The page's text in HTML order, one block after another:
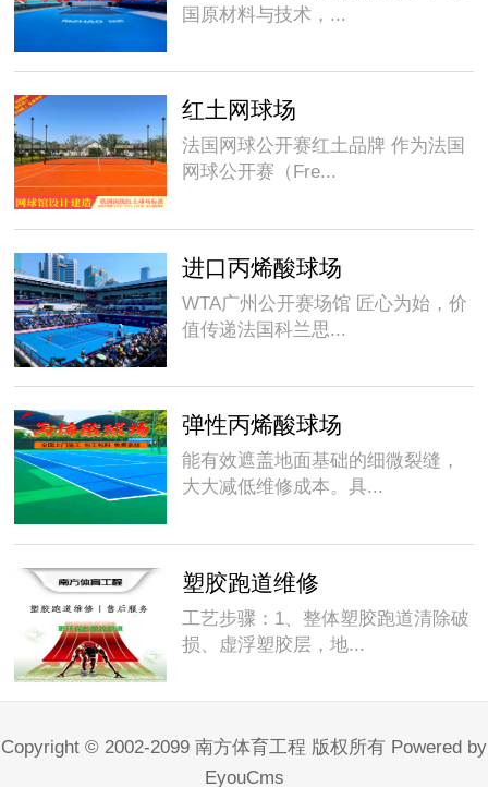
国原材料与技术，...
红土网球场
法国网球公开赛红土品牌 作为法国
网球公开赛（Fre...
进口丙烯酸球场
WTA广州公开赛场馆 匠心为始，价
值传递法国科兰思...
弹性丙烯酸球场
能有效遮盖地面基础的细微裂缝，
大大减低维修成本。具...
塑胶跑道维修
工艺步骤：1、整体塑胶跑道清除破
损、虚浮塑胶层，地...
Copyright © 2002-2099 南方体育工程 版权所有 Powered by
EyouCms